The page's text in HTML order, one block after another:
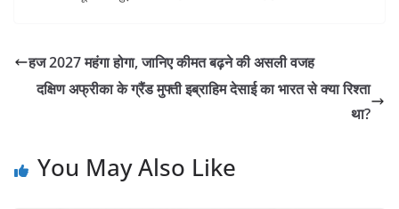
हज 2027 महंगा होगा, जानिए कीमत बढ़ने की असली वजह
दक्षिण अफ्रीका के ग्रैंड मुफ्ती इब्राहिम देसाई का भारत से क्या रिश्ता
था?
You May Also Like